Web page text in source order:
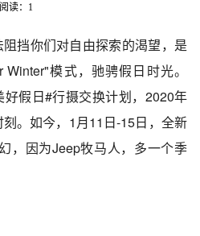
阅读：1
挡你们对自由探索的渴望，是
模式，驰骋假日时光。
假日#行摄交换计划，2020年
。如今，1月11日-15日，全新
，因为Jeep牧马人，多一个季